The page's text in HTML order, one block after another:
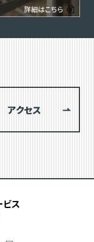
アクセス
ビス